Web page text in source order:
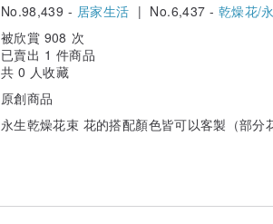
No.98,439 - 居家生活 | No.6,437 -乾燥花/
被欣賞 908 次
已賣出 1 件商品
共 0 人收藏
原創商品
永生乾燥花束 花的搭配顏色皆可以客製（部分